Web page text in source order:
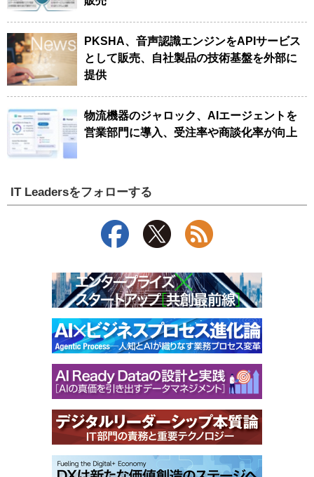
PKSHA、音声認識エンジンをAPIサービス
として販売、自社製品の技術基盤を外部に
提供
物流機器のジャロック、AIエージェントを
営業部門に導入、受注率や商談化率が向上
IT Leadersをフォローする